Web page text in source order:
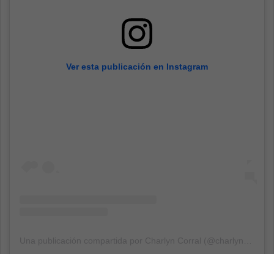
Ver esta publicación en Instagram